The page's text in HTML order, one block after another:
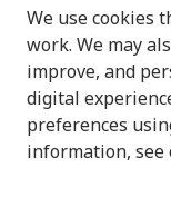
Select context to
Advanced Search
We use cookies
work. We may
improve, and
digital
preferences
information, see